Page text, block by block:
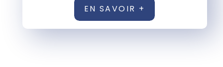
EN SAVOIR +